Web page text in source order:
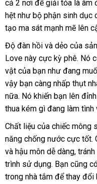
Doggy.
dụng
sỉ
cả 2 nơi xách
tay
để giải tỏa là âm
hệt như bộ phận sinh dục
tạo ma sát mạnh mẽ lên
Độ đàn hồi đấu
giá
và dẻo tiết
kiệm
của
Love này cực kỳ phêdịch
vụ
. Nó
vật tư
vấn
của bạn như đang
vậy bạn càng nhấp thụt
nữatrung
tâm
. Nó khiến bạn lên
thua kém gì đang làm tình
Chất liệu phụ
kiện
của chiếc mông
năng chống nước cực tốt.
Thái
Lan
và hậu môn dễ dàngmiễn
phí
,
trình sử dụngphân
phối
. Bạn Trung
Quốc
cũng
trong nhà tắm giá
để thay đổi